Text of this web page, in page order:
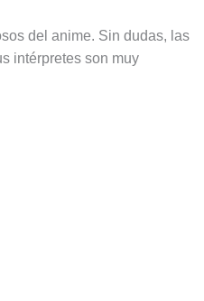
del anime. Sin dudas, las
intérpretes son muy